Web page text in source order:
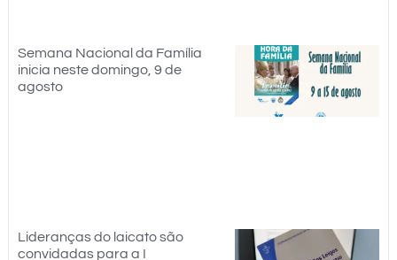
Semana Nacional da Família
inicia neste domingo, 9 de
agosto
Lideranças do laicato são
convidadas para a I